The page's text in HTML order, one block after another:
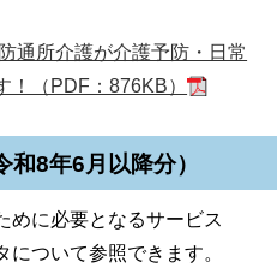
通所介護が介護予防・日常
！（PDF：876KB）
和8年6月以降分）
めに必要となるサービス
ついて参照できます。